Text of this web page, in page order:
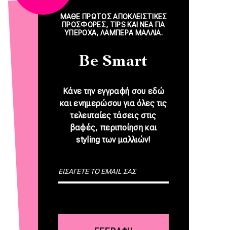
ΜΑΘΕ ΠΡΩΤΟΣ ΑΠΟΚΛΕΙΣΤΙΚΕΣ
ΠΡΟΣΦΟΡΕΣ, TIPS ΚΑΙ NEA ΓΙΑ
ΥΠΕΡΟΧΑ, ΛΑΜΠΕΡΑ ΜΑΛΛΙΑ.
Be Smart
Κάνε την εγγραφή σου εδώ
και ενημερώσου για όλες τις
τελευταίες τάσεις στις
βαφές, περιποίηση και
styling των μαλλιών!